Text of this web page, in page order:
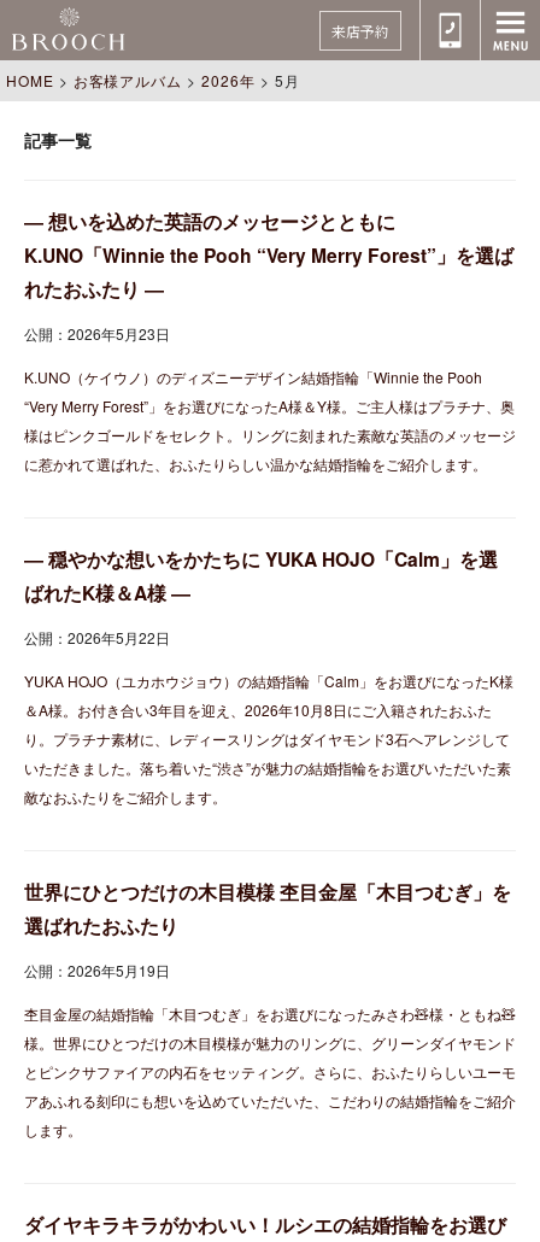
来店予約
HOME > お客様アルバム >2026年 > 5月
記事一覧
― 想いを込めた英語のメッセージとともに
K.UNO「Winnie the Pooh “Very Merry Forest”」を選ば
れたおふたり ―
公開：2026年5月23日
K.UNO（ケイウノ）のディズニーデザイン結婚指輪「Winnie the Pooh
“Very Merry Forest”」をお選びになったA様＆Y様。ご主人様はプラチナ、奥
様はピンクゴールドをセレクト。リングに刻まれた素敵な英語のメッセージ
に惹かれて選ばれた、おふたりらしい温かな結婚指輪をご紹介します。
― 穏やかな想いをかたちに YUKA HOJO「Calm」を選
ばれたK様＆A様 ―
公開：2026年5月22日
YUKA HOJO（ユカホウジョウ）の結婚指輪「Calm」をお選びになったK様
＆A様。お付き合い3年目を迎え、2026年10月8日にご入籍されたおふた
り。プラチナ素材に、レディースリングはダイヤモンド3石へアレンジして
いただきました。落ち着いた“渋さ”が魅力の結婚指輪をお選びいただいた素
敵なおふたりをご紹介します。
世界にひとつだけの木目模様 杢目金屋「木目つむぎ」を
選ばれたおふたり
公開：2026年5月19日
杢目金屋の結婚指輪「木目つむぎ」をお選びになったみさわ🧸様・ともね🧸
様。世界にひとつだけの木目模様が魅力のリングに、グリーンダイヤモンド
とピンクサファイアの内石をセッティング。さらに、おふたりらしいユーモ
アあふれる刻印にも想いを込めていただいた、こだわりの結婚指輪をご紹介
します。
ダイヤキラキラがかわいい！ルシエの結婚指輪をお選び